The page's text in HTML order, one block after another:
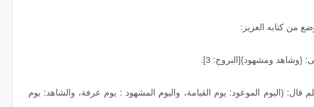
من كتابه العزيز:
{وشاهد ومشهود}[البروج: 3].
(اليوم الموعود: يوم القيامة، واليوم المشهود : يوم عرفة، والشاهد: يوم